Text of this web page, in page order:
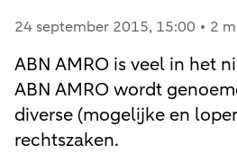
24 september 2015, 15:00 2
ABN AMRO is veel in het
ABN AMRO wordt
diverse (mogelijke en
rechtszaken.